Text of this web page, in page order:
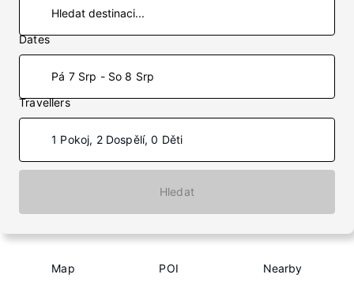
Dates
Pá 7 Srp - So 8 Srp
Travellers
1 Pokoj, 2 Dospělí, 0 Děti
Hledat
Map POI Nearby